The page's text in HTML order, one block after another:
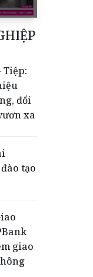
Tiệp:
đổi
xa
tạo
giao